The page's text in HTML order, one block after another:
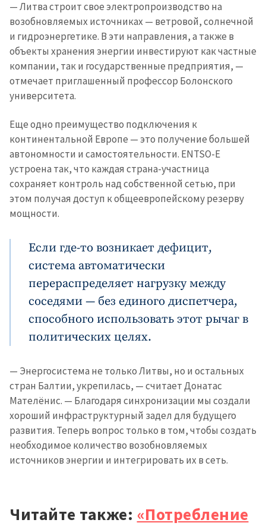
— Литва строит свое электропроизводство на
возобновляемых источниках — ветровой, солнечной
и гидроэнергетике. В эти направления, а также в
объекты хранения энергии инвестируют как частные
компании, так и государственные предприятия, —
отмечает приглашенный профессор Болонского
университета.
Еще одно преимущество подключения к
континентальной Европе — это получение большей
автономности и самостоятельности. ENTSO-E
устроена так, что каждая страна-участница
сохраняет контроль над собственной сетью, при
этом получая доступ к общеевропейскому резерву
мощности.
Если где-то возникает дефицит,
система автоматически
перераспределяет нагрузку между
соседями — без единого диспетчера,
способного использовать этот рычаг в
политических целях.
— Энергосистема не только Литвы, но и остальных
стран Балтии, укрепилась, — считает Донатас
Мателёнис. — Благодаря синхронизации мы создали
хороший инфраструктурный задел для будущего
развития. Теперь вопрос только в том, чтобы создать
необходимое количество возобновляемых
источников энергии и интегрировать их в сеть.
Читайте также: «Потребление
КОНТАКТНЫЙ ИСТОЧНИК
Анонимный источник
Имя + Моё имя
Телефон
+ Личный телефон
Я прочитал(а) и согласен(на)
политикой
конфиденциальности.